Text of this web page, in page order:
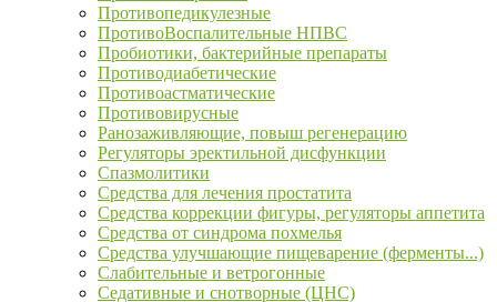
Противопедикулезные
ПротивоВоспалительные НПВС
Пробиотики, бактерийные препараты
Противодиабетические
Противоастматические
Противовирусные
Ранозаживляющие, повыш регенерацию
Регуляторы эректильной дисфункции
Спазмолитики
Средства для лечения простатита
Средства коррекции фигуры, регуляторы аппетита
Средства от синдрома похмелья
Средства улучшающие пищеварение (ферменты...)
Слабительные и ветрогонные
Седативные и снотворные (ЦНС)